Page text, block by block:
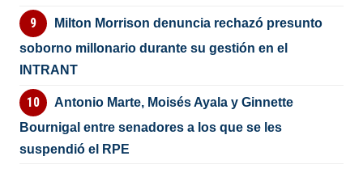
Milton Morrison denuncia rechazó presunto
soborno millonario durante su gestión en el
INTRANT
Antonio Marte, Moisés Ayala y Ginnette
Bournigal entre senadores a los que se les
suspendió el RPE